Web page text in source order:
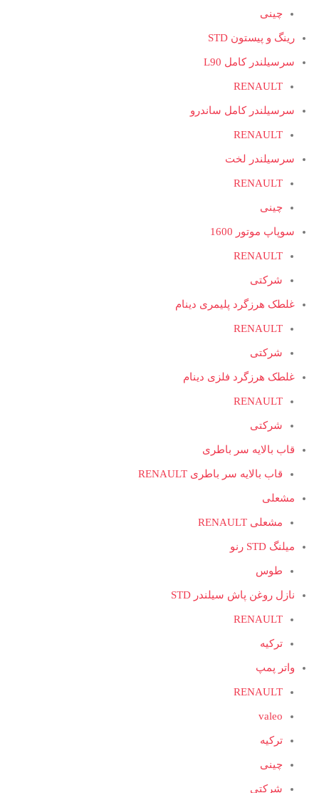
چینی
رینگ و پیستون STD
سرسیلندر کامل L90
RENAULT
سرسیلندر کامل ساندرو
RENAULT
سرسیلندر لخت
RENAULT
چینی
سوپاپ موتور 1600
RENAULT
شرکتی
غلطک هرزگرد پلیمری دینام
RENAULT
شرکتی
غلطک هرزگرد فلزی دینام
RENAULT
شرکتی
قاب بالایه سر باطری
قاب بالایه سر باطری RENAULT
مشعلی
مشعلی RENAULT
میلنگ STD رنو
طوس
نازل روغن پاش سیلندر STD
RENAULT
ترکیه
واتر پمپ
RENAULT
valeo
ترکیه
چینی
شرکتی